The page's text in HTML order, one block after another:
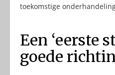
toekomstige
Een ‘eerste
goede